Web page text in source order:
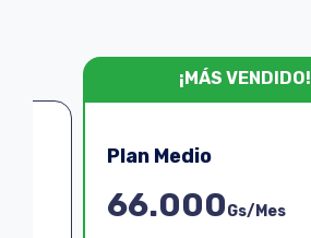
¡MÁS VENDIDO!
Plan Medio
66.000Gs/Mes